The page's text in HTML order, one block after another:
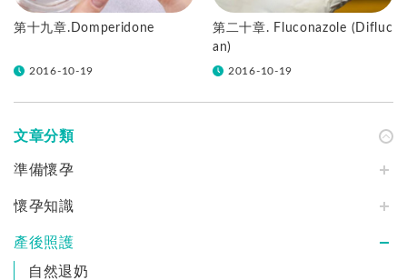
第十九章.Domperidone
2016-10-19
第二十章. Fluconazole (Difluc
an)
2016-10-19
文章分類
準備懷孕
懷孕知識
產後照護
自然退奶